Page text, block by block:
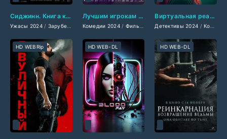
Сиджинн. Книга крови (2024)
Ужасы 2024/ Зарубежные фильмы 2024 / Фильмы декабря 2024 /Последние
Лучшим игрокам приготовиться (2024)
Комедии 2024 / Фильмы-приключения 2024 /
Виртуальная реальность (2024)
Детективы 2024 /Комедии 2024
HD WEBRip HD WEB-DL HD WEB-DL